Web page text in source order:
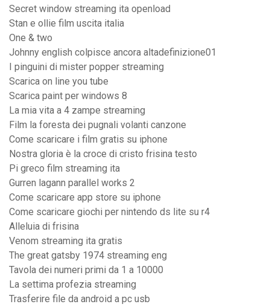
Secret window streaming ita openload
Stan e ollie film uscita italia
One & two
Johnny english colpisce ancora altadefinizione01
I pinguini di mister popper streaming
Scarica on line you tube
Scarica paint per windows 8
La mia vita a 4 zampe streaming
Film la foresta dei pugnali volanti canzone
Come scaricare i film gratis su iphone
Nostra gloria è la croce di cristo frisina testo
Pi greco film streaming ita
Gurren lagann parallel works 2
Come scaricare app store su iphone
Come scaricare giochi per nintendo ds lite su r4
Alleluia di frisina
Venom streaming ita gratis
The great gatsby 1974 streaming eng
Tavola dei numeri primi da 1 a 10000
La settima profezia streaming
Trasferire file da android a pc usb